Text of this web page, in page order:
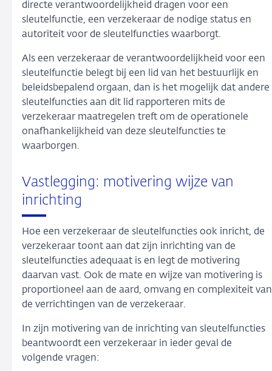
directe verantwoordelijkheid dragen voor een
sleutelfunctie, een verzekeraar de nodige status en
autoriteit voor de sleutelfuncties waarborgt.
Als een verzekeraar de verantwoordelijkheid voor een
sleutelfunctie belegt bij een lid van het bestuurlijk en
beleidsbepalend orgaan, dan is het mogelijk dat andere
sleutelfuncties aan dit lid rapporteren mits de
verzekeraar maatregelen treft om de operationele
onafhankelijkheid van deze sleutelfuncties te
waarborgen.
Vastlegging: motivering wijze van
inrichting
Hoe een verzekeraar de sleutelfuncties ook inricht, de
verzekeraar toont aan dat zijn inrichting van de
sleutelfuncties adequaat is en legt de motivering
daarvan vast. Ook de mate en wijze van motivering is
proportioneel aan de aard, omvang en complexiteit van
de verrichtingen van de verzekeraar.
In zijn motivering van de inrichting van sleutelfuncties
beantwoordt een verzekeraar in ieder geval de
volgende vragen: